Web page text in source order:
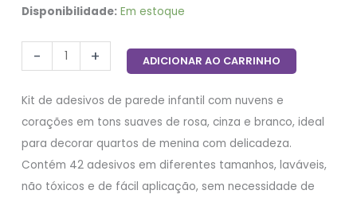
Disponibilidade: Em estoque
- + ADICIONAR AO CARRINHO
Kit de adesivos de parede infantil com nuvens e
corações em tons suaves de rosa, cinza e branco, ideal
para decorar quartos de menina com delicadeza.
Contém 42 adesivos em diferentes tamanhos, laváveis,
não tóxicos e de fácil aplicação, sem necessidade de